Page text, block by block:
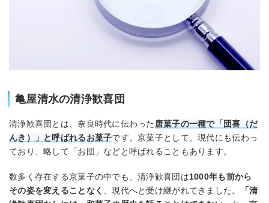
亀屋清水の清浄歓喜団
清浄歓喜団とは、奈良時代に伝わった 唐菓子の一種で「団喜（だ
んき）」と呼ばれるお菓子です。京菓子として、現代にも伝わっ
ており、略して「お団」などと呼ばれることもあります。
数多く存在する京菓子の中でも、清浄歓喜団は1000年も前から
その姿を変えることなく
、現代へと受け継がれてきました。
「清